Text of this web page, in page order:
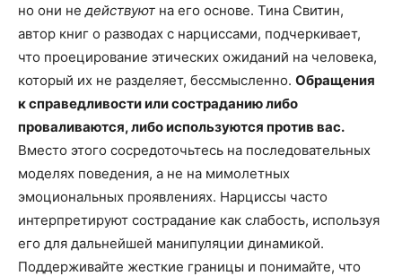
но они недействуют на его основе. Тина Свитин,
автор книг о разводах с нарциссами, подчеркивает,
что проецирование этических ожиданий на человека,
который их не разделяет, бессмысленно. Обращения
к справедливости или состраданию либо
проваливаются, либо используются против вас.
Вместо этого сосредоточьтесь на последовательных
моделях поведения, а не на мимолетных
эмоциональных проявлениях. Нарциссы часто
интерпретируют сострадание как слабость, используя
его для дальнейшей манипуляции динамикой.
Поддерживайте жесткие границы и понимайте, что